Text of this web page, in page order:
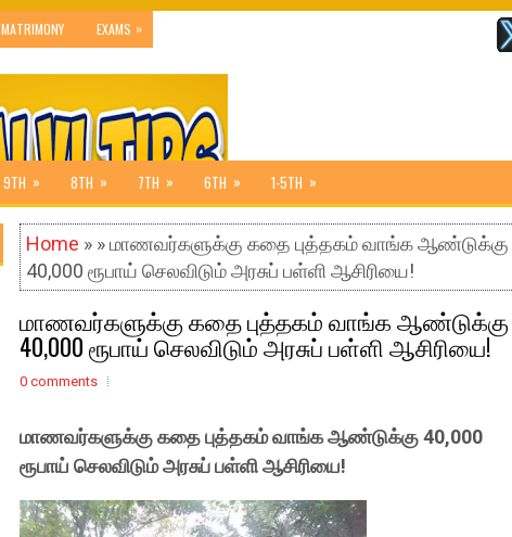
MATRIMONY EXAMS »
9TH » 8TH » 7TH » 6TH » 1-5TH »
Home » » மாணவர்களுக்கு கதை புத்தகம் வாங்க ஆண்டுக்கு
40,000 ரூபாய் செலவிடும் அரசுப் பள்ளி ஆசிரியை!
மாணவர்களுக்கு கதை புத்தகம் வாங்க ஆண்டுக்கு
40,000 ரூபாய் செலவிடும் அரசுப் பள்ளி ஆசிரியை!
0 comments
மாணவர்களுக்கு கதை புத்தகம் வாங்க ஆண்டுக்கு 40,000
ரூபாய் செலவிடும் அரசுப் பள்ளி ஆசிரியை!